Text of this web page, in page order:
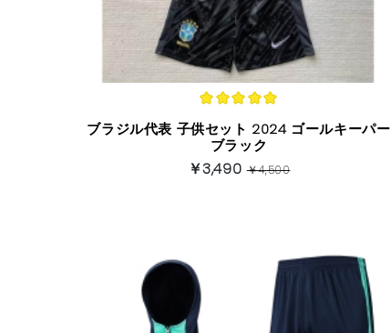
ブラジル代表 子供セット 2024 ゴールキーパー
ブラック
￥3,490￥4,500